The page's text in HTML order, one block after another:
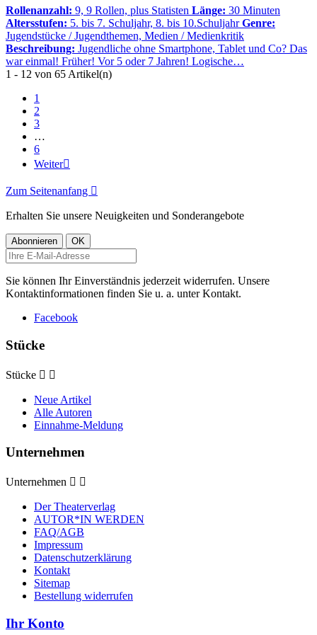
Rollenanzahl: 9, 9 Rollen, plus Statisten Länge: 30 Minuten
Altersstufen: 5. bis 7. Schuljahr, 8. bis 10.Schuljahr Genre:
Jugendstücke / Jugendthemen, Medien / Medienkritik
Beschreibung: Jugendliche ohne Smartphone, Tablet und Co? Das
war einmal! Früher! Vor 5 oder 7 Jahren! Logische…
1 - 12 von 65 Artikel(n)
1
2
3
…
6
Weiter
Zum Seitenanfang 
Erhalten Sie unsere Neuigkeiten und Sonderangebote
Sie können Ihr Einverständnis jederzeit widerrufen. Unsere
Kontaktinformationen finden Sie u. a. unter Kontakt.
Facebook
Stücke
Stücke  
Neue Artikel
Alle Autoren
Einnahme-Meldung
Unternehmen
Unternehmen  
Der Theaterverlag
AUTOR*IN WERDEN
FAQ/AGB
Impressum
Datenschutzerklärung
Kontakt
Sitemap
Bestellung widerrufen
Ihr Konto